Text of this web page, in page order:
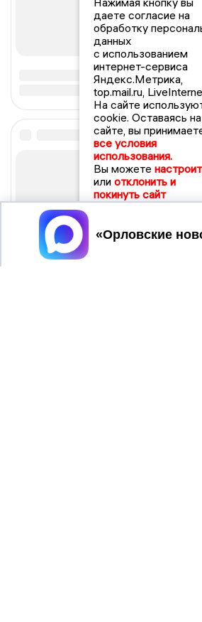
даете согласие на
обработку
данных
с использованием
интернет-сервиса
Яндекс.Метрика,
top.mail.ru,
На сайте
cookie. Оставаясь на
сайте, вы
все условия
использования.
Вы можете
или отклонить и
покинуть сайт
Принять